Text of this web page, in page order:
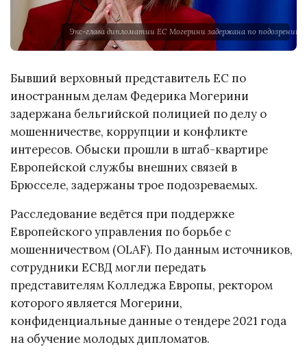
Экс-глава дипломатии ЕС Могерини задержана по подозрению
Бывший верховный представитель ЕС по
иностранным делам Федерика Могерини
задержана бельгийской полицией по делу о
мошенничестве, коррупции и конфликте
интересов. Обыски прошли в штаб-квартире
Европейской службы внешних связей в
Брюсселе, задержаны трое подозреваемых.
Расследование ведётся при поддержке
Европейского управления по борьбе с
мошенничеством (OLAF). По данным источников,
сотрудники ЕСВД могли передать
представителям Колледжа Европы, ректором
которого является Могерини,
конфиденциальные данные о тендере 2021 года
на обучение молодых дипломатов.